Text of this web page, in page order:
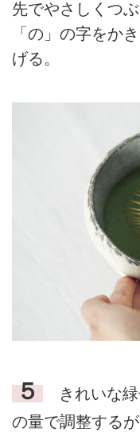
先でやさしくつ
「の」の字をか
げる。
５
きれいな緑
の量で調整する